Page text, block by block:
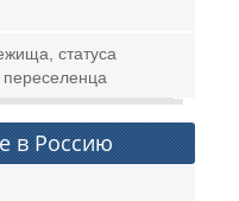
статуса
в Россию